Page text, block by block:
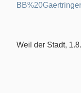
Weil der Stadt,